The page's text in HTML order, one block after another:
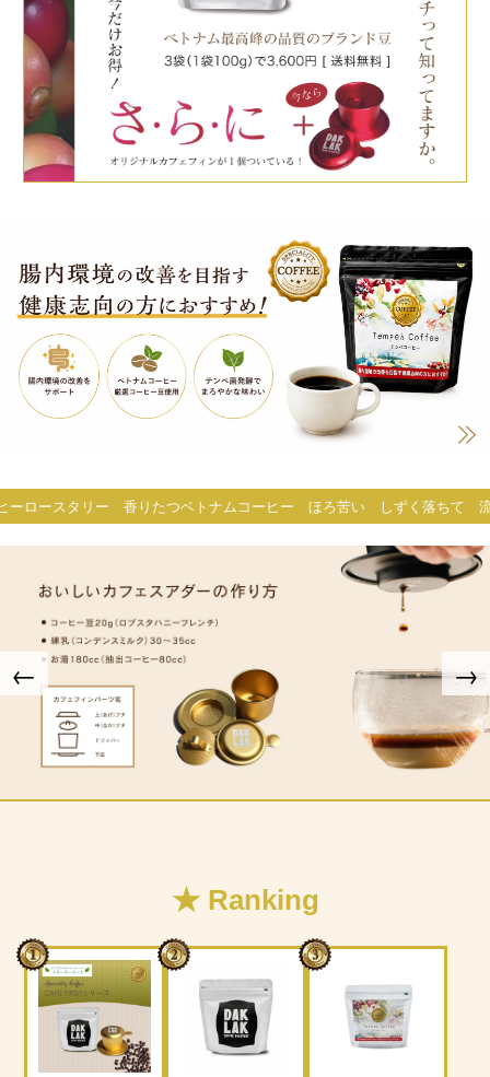
ーロースタリー 香りたつベトナムコーヒー ほろ苦い しずく落ちて
← →
★ Ranking